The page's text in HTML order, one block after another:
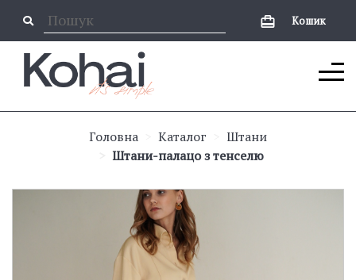
Кошик
Головна Каталог
Штани
Штани-палацо з тенселю